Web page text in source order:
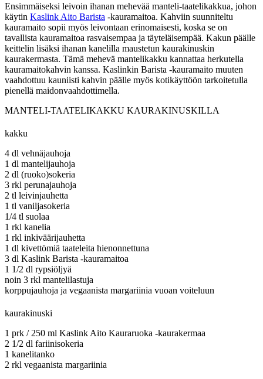
Ensimmäiseksi leivoin ihanan mehevää manteli-taatelikakkua, johon
käytin Kaslink Aito Barista -kauramaitoa. Kahviin suunniteltu
kauramaito sopii myös leivontaan erinomaisesti, koska se on
tavallista kauramaitoa rasvaisempaa ja täyteläisempää. Kakun päälle
keittelin lisäksi ihanan kanelilla maustetun kaurakinuskin
kaurakermasta. Tämä mehevä mantelikakku kannattaa herkutella
kauramaitokahvin kanssa. Kaslinkin Barista -kauramaito muuten
vaahdottuu kauniisti kahvin päälle myös kotikäyttöön tarkoitetulla
pienellä maidonvaahdottimella.
MANTELI-TAATELIKAKKU KAURAKINUSKILLA
kakku
4 dl vehnäjauhoja
1 dl mantelijauhoja
2 dl (ruoko)sokeria
3 rkl perunajauhoja
2 tl leivinjauhetta
1 tl vaniljasokeria
1/4 tl suolaa
1 rkl kanelia
1 rkl inkiväärijauhetta
1 dl kivettömiä taateleita hienonnettuna
3 dl Kaslink Barista -kauramaitoa
1 1/2 dl rypsiöljyä
noin 3 rkl mantelilastuja
korppujauhoja ja vegaanista margariinia vuoan voiteluun
kaurakinuski
1 prk / 250 ml Kaslink Aito Kauraruoka -kaurakermaa
2 1/2 dl fariinisokeria
1 kanelitanko
2 rkl vegaanista margariinia